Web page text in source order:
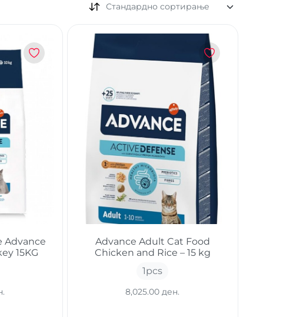
Стандардно сортирање
Advance
15KG
Advance Adult Cat Food
Chicken and Rice – 15 kg
1pcs
8,025.00 ден.